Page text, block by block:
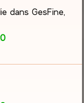
dans GesFine,